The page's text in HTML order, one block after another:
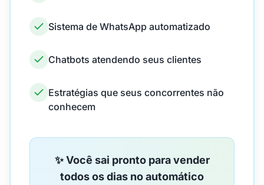
Sistema de WhatsApp automatizado
Chatbots atendendo seus clientes
Estratégias que seus concorrentes não
conhecem
✨ Você sai pronto para vender
todos os dias no automático